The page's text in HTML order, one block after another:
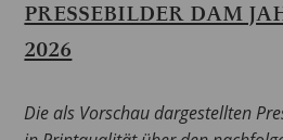
PRESSEBILDER DAM
2026
Die als Vorschau dargestellten